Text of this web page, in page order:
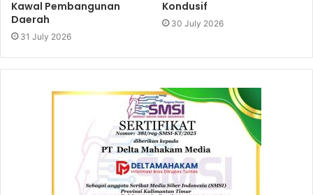
Kawal Pembangunan
Daerah
31 July 2026
Kondusif
30 July 2026